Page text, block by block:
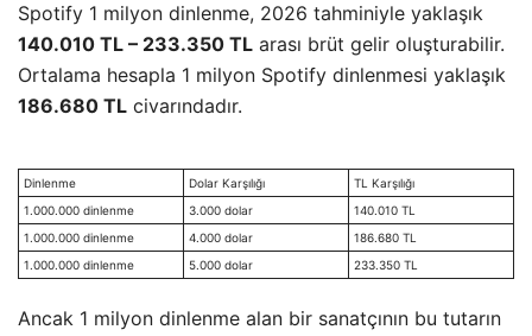
Spotify 1 milyon dinlenme, 2026 tahminiyle yaklaşık
140.010 TL – 233.350 TL arası brüt gelir oluşturabilir.
Ortalama hesapla 1 milyon Spotify dinlenmesi yaklaşık
186.680 TL civarındadır.
Dinlenme Dolar Karşılığı
TL Karşılığı
1.000.000 dinlenme
3.000 dolar
140.010 TL
1.000.000 dinlenme
4.000 dolar
186.680 TL
1.000.000 dinlenme
5.000 dolar 233.350 TL
Ancak 1 milyon dinlenme alan bir sanatçının bu tutarın